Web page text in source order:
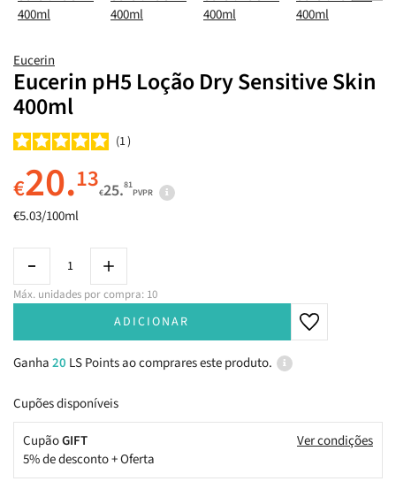
Eucerin
Eucerin pH5 Loção Dry Sensitive Skin
400ml
1
€20.13€25.81
PVPR
€5.03/100ml
Máx. unidades por compra: 10
ADICIONAR
Ganha20 LS Points ao comprares este produto.
Cupões disponíveis
CupãoGIFT
5% de desconto + Oferta
Ver condições